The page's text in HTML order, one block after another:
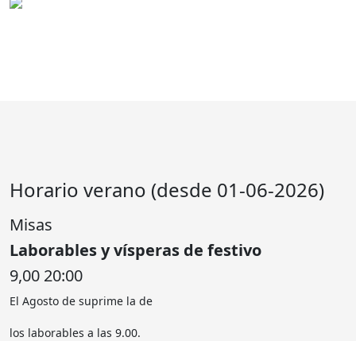
Horario verano (desde 01-06-2026)
Misas
Laborables y vísperas de festivo
9,00 20:00
El Agosto de suprime la de
los laborables a las 9.00.